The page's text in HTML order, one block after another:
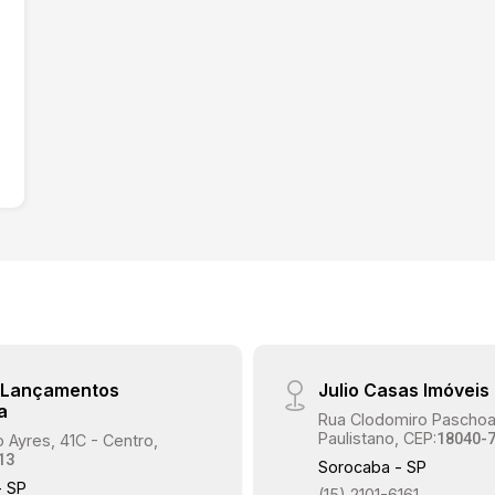
Ayres, 41C - Centro,
SP
Julio Casas Imóveis
Rua Clodomiro
Paulistano, CEP:18040-
Sorocaba - SP